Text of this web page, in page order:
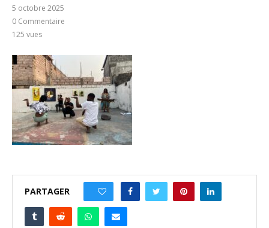
5 octobre 2025
0 Commentaire
125 vues
PARTAGER